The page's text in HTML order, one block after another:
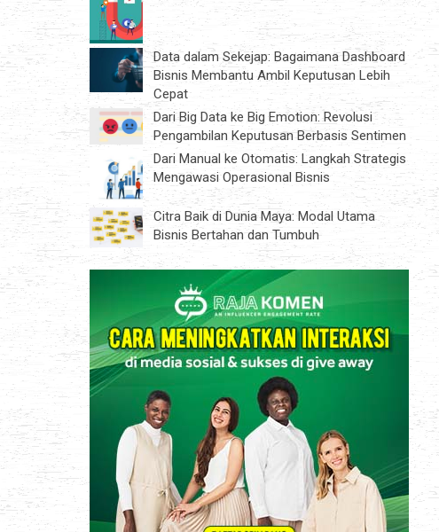
Data dalam Sekejap: Bagaimana Dashboard
Bisnis Membantu Ambil Keputusan Lebih
Cepat
Dari Big Data ke Big Emotion: Revolusi
Pengambilan Keputusan Berbasis Sentimen
Dari Manual ke Otomatis: Langkah Strategis
Mengawasi Operasional Bisnis
Citra Baik di Dunia Maya: Modal Utama
Bisnis Bertahan dan Tumbuh